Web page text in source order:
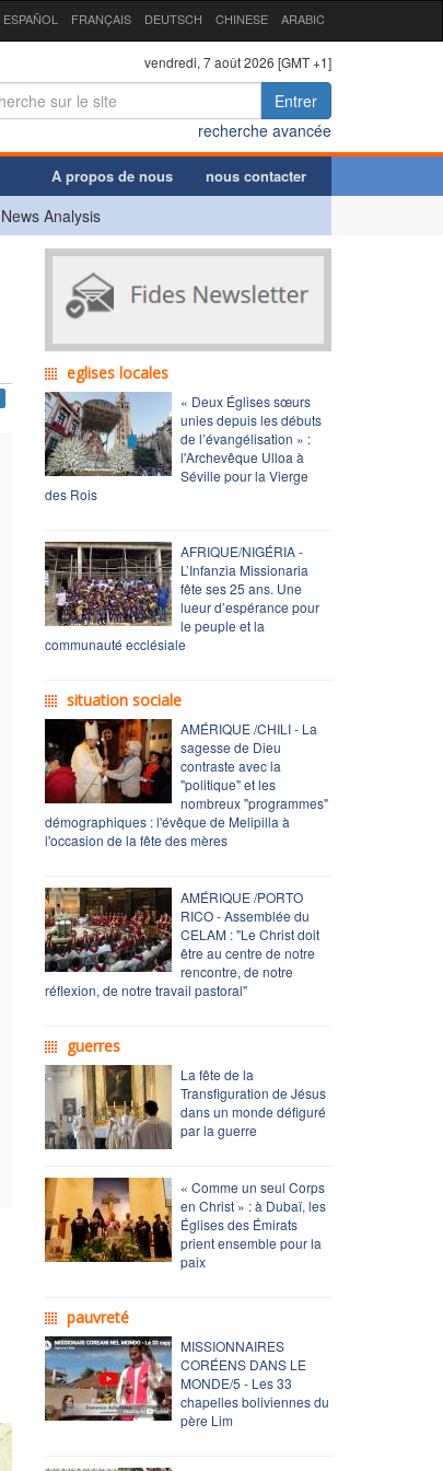
ESPAÑOL FRANÇAIS DEUTSCH CHINESE ARABIC
vendredi, 7 août 2026 [GMT +1]
Entrer
recherche avancée
A propos de nous nous contacter
News Analysis
eglises locales
« Deux Églises sœurs
unies depuis les débuts
de l’évangélisation » :
l'Archevêque Ulloa à
Séville pour la Vierge
des Rois
AFRIQUE/NIGÉRIA -
L’Infanzia Missionaria
fête ses 25 ans. Une
lueur d’espérance pour
le peuple et la
communauté ecclésiale
situation sociale
AMÉRIQUE /CHILI - La
sagesse de Dieu
contraste avec la
"politique" et les
nombreux "programmes"
démographiques : l'évêque de Melipilla à
l'occasion de la fête des mères
AMÉRIQUE /PORTO
RICO - Assemblée du
CELAM : "Le Christ doit
être au centre de notre
rencontre, de notre
réflexion, de notre travail pastoral"
guerres
La fête de la
Transfiguration de Jésus
dans un monde défiguré
par la guerre
« Comme un seul Corps
en Christ » : à Dubaï, les
Églises des Émirats
prient ensemble pour la
paix
pauvreté
MISSIONNAIRES
CORÉENS DANS LE
MONDE/5 - Les 33
chapelles boliviennes du
père Lim